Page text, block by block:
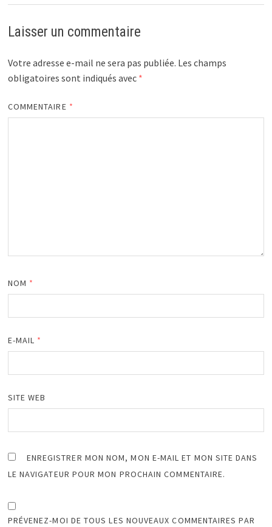
Laisser un commentaire
Votre adresse e-mail ne sera pas publiée. Les champs
obligatoires sont indiqués avec *
COMMENTAIRE *
NOM *
E-MAIL *
SITE WEB
ENREGISTRER MON NOM, MON E-MAIL ET MON SITE DANS
LE NAVIGATEUR POUR MON PROCHAIN COMMENTAIRE.
PRÉVENEZ-MOI DE TOUS LES NOUVEAUX COMMENTAIRES PAR